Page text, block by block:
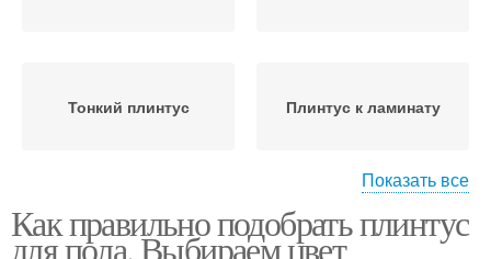
Тонкий плинтус Плинтус к ламинату
Пластиковые плинтусы
Показать все
Как правильно подобрать плинтус
для пола. Выбираем цвет